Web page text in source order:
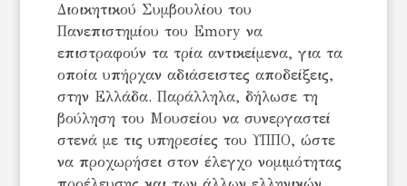
Διοικητικού Συμβουλίου του
Πανεπιστημίου του Emory να
επιστραφούν τα τρία αντικείμενα, για τα
οποία υπήρχαν αδιάσειστες αποδείξεις,
στην Ελλάδα. Παράλληλα, δήλωσε τη
βούληση του Μουσείου να συνεργαστεί
στενά με τις υπηρεσίες του ΥΠΠΟ, ώστε
να προχωρήσει στον έλεγχο νομιμότητας